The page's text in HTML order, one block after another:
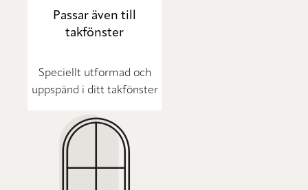
Passar även till
takfönster
Speciellt utformad och
uppspänd i ditt takfönster